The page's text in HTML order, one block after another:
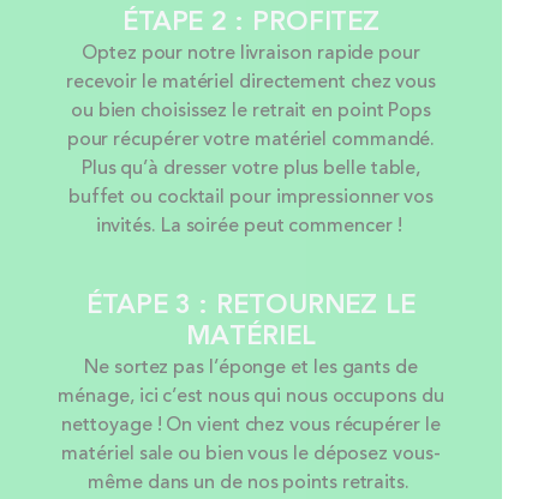
ÉTAPE 2 : PROFITEZ
Optez pour notre livraison rapide pour
recevoir le matériel directement chez vous
ou bien choisissez le retrait en point Pops
pour récupérer votre matériel commandé.
Plus qu’à dresser votre plus belle table,
buffet ou cocktail pour impressionner vos
invités. La soirée peut commencer !
ÉTAPE 3 : RETOURNEZ LE
MATÉRIEL
Ne sortez pas l’éponge et les gants de
ménage, ici c’est nous qui nous occupons du
nettoyage ! On vient chez vous récupérer le
matériel sale ou bien vous le déposez vous-
même dans un de nos points retraits.